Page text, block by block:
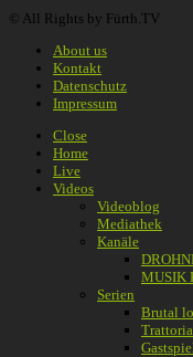
© All Rights by Fürth.TV
About us
Kontakt
Datenschutz
Impressum
Close
Home
Live
Videos
Videoblog
Mediathek
Kanäle
MUSIK
Serien
Brutal